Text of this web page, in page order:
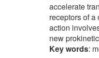
accelerate
receptors of
action
new
Key words: